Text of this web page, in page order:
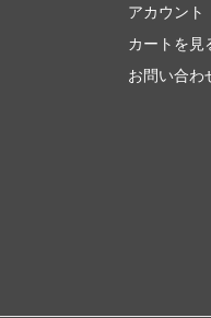
アカウント
カートを見
お問い合わ